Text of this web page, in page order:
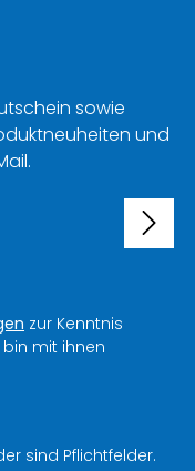
sowie
und
zur Kenntnis
mit ihnen
sind Pflichtfelder.